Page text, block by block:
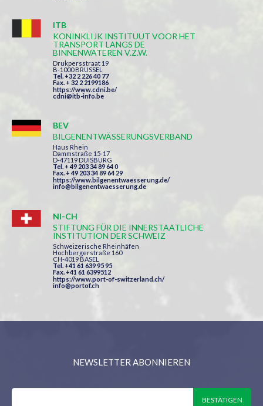
ITB
KONINKLIJK INSTITUUT VOOR HET
TRANSPORT LANGS DE
BINNENWATEREN V.Z.W.
Drukpersstraat 19
B-1000 BRUSSEL
Tel. +32 2 226 40 77
Fax. + 32 2 2199186
https://www.cdni.be/
cdni@itb-info.be
BEV
BILGENENTWÄSSERUNGSVERBAND
Haus Rhein
Dammstraße 15-17
D-47119 DUISBURG
Tel. + 49 203 34 89 64 0
Fax. + 49 203 34 89 64 29
https://www.bilgenentwaesserung.de/
info@bilgenentwaesserung.de
NI-CH
STIFTUNG FÜR DIE INNERSTAATLICHE
INSTITUTION DER SCHWEIZ
Schweizerische Rheinhäfen
Hochbergerstraße 160
CH-4019 BASEL
Tel. +41 61 639 95 95
Fax. +41 61 6399512
https://www.port-of-switzerland.ch/
info@portof.ch
NEWSLETTER ABONNIEREN